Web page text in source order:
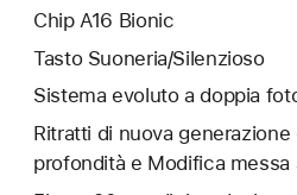
Chip A16 Bionic
Tasto Suoneria/Silenzioso
Sistema evoluto a doppia
Ritratti di nuova
profondità e Modifica messa